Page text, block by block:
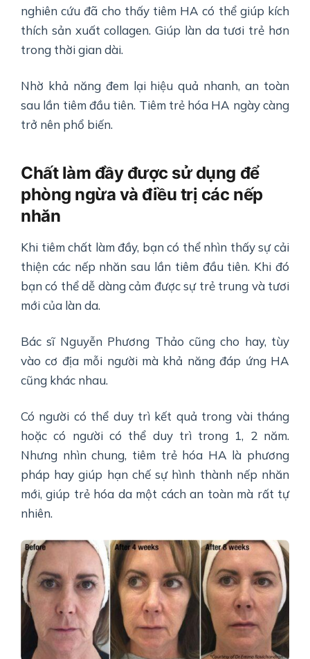
nghiên cứu đã cho thấy tiêm HA có thể giúp kích
thích sản xuất collagen. Giúp làn da tươi trẻ hơn
trong thời gian dài.
Nhờ khả năng đem lại hiệu quả nhanh, an toàn
sau lần tiêm đầu tiên. Tiêm trẻ hóa HA ngày càng
trở nên phổ biến.
Chất làm đầy được sử dụng để
phòng ngừa và điều trị các nếp
nhăn
Khi tiêm chất làm đầy, bạn có thể nhìn thấy sự cải
thiện các nếp nhăn sau lần tiêm đầu tiên. Khi đó
bạn có thể dễ dàng cảm được sự trẻ trung và tươi
mới của làn da.
Bác sĩ Nguyễn Phương Thảo cũng cho hay, tùy
vào cơ địa mỗi người mà khả năng đáp ứng HA
cũng khác nhau.
Có người có thể duy trì kết quả trong vài tháng
hoặc có người có thể duy trì trong 1, 2 năm.
Nhưng nhìn chung, tiêm trẻ hóa HA là phương
pháp hay giúp hạn chế sự hình thành nếp nhăn
mới, giúp trẻ hóa da một cách an toàn mà rất tự
nhiên.